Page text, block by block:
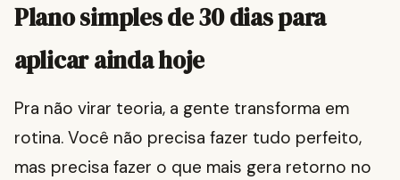
Plano simples de 30 dias para
aplicar ainda hoje
Pra não virar teoria, a gente transforma em
rotina. Você não precisa fazer tudo perfeito,
mas precisa fazer o que mais gera retorno no